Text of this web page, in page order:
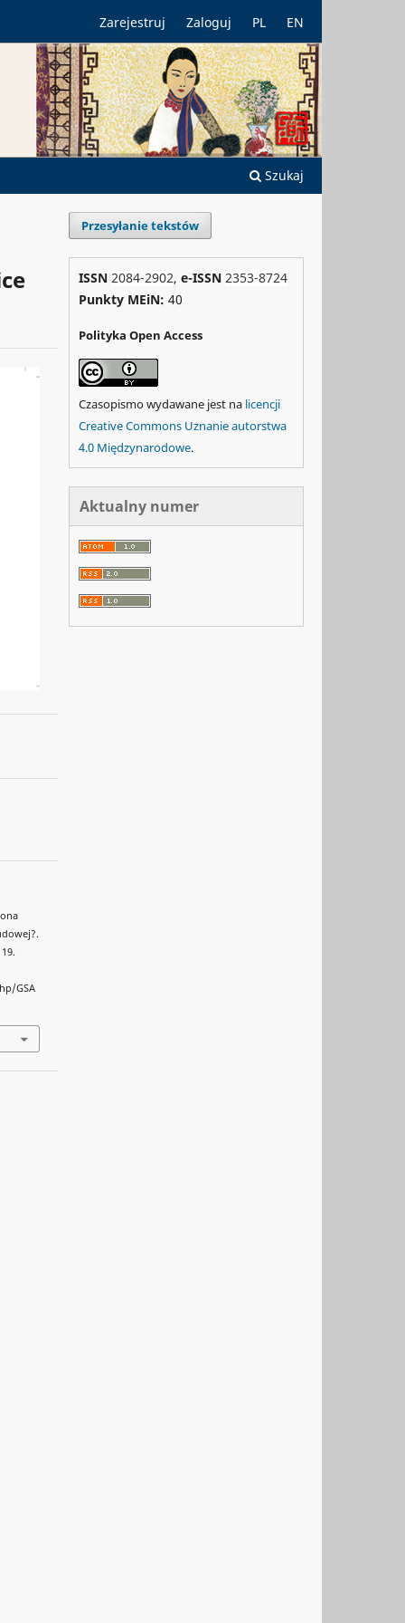
Szukaj
Zarejestruj Zaloguj PL EN
GSA
Przesyłanie tekstów
ISSN 2084-2902, e-ISSN 2353-8724
Punkty MEiN: 40
Polityka Open Access
Czasopismo wydawane jest na licencji
Creative Commons Uznanie autorstwa
4.0 Międzynarodowe.
Aktualny numer